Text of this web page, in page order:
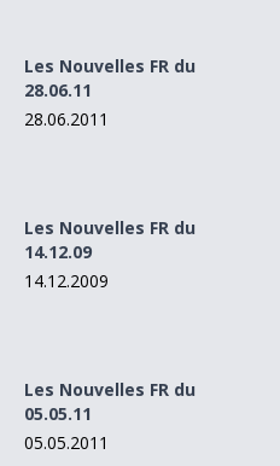
Les Nouvelles FR du
28.06.11
28.06.2011
Les Nouvelles FR du
14.12.09
14.12.2009
Les Nouvelles FR du
05.05.11
05.05.2011